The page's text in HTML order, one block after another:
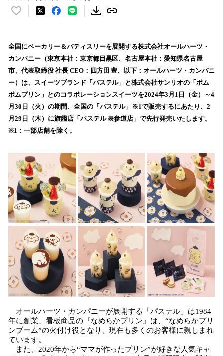
い
！
数
を
読
み
込
み
中
で
全国にベーカリー＆パティスリーを展開する株式会社オールハーツ・
カンパニー（東京本社：東京都目黒区、名古屋本社：愛知県名古屋
市、代表取締役 社長 CEO：四方田 豊、以下：オールハーツ・カンパニ
ー）は、スイーツブランド「パステル」と株式会社サンリオの「ポム
ポムプリン」とのコラボレーションスイーツを2024年3月1日（金）～4
月30日（火）の期間、全国の「パステル」※1で販売するにあたり、2
月29日（木）に旗艦店「パステル 表参道店」で先行発売いたします。
※1：一部店舗を除く。
オールハーツ・カンパニーが展開する「パステル」は1984
年に創業、看板商品の『なめらかプリン』は、“なめらかプリ
ンブーム”の火付け役となり、現在も多くのお客様に親しまれ
ています。
また、2020年から“ママが作ったプリン”が好きな人気キャ